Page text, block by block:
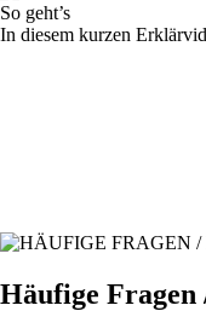
So geht’s
In diesem kurzen
Häufige Fragen